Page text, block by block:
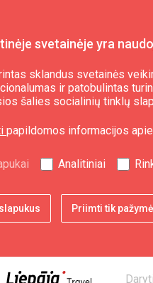
svetainėje yra
sklandus svetainės
ir patobulintas
šalies socialinių tinklų
papildomos informacijos
Analitiniai
Priimti tik
Papėje
print